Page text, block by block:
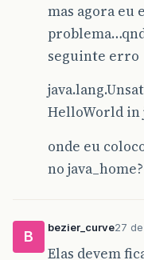
mas agora eu
seguinte erro
HelloWorld in
onde eu
no java_home?
B
bezier_curve27
Elas devem